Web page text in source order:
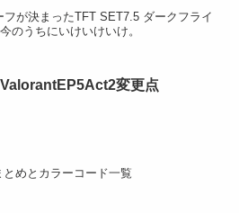
が決まったTFT SET7.5 ダークフライ
のうちにいけいけいけ。
ValorantEP5Act2変更点
めとカラーコード一覧